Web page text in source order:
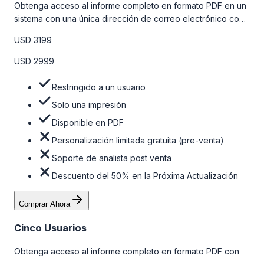
Obtenga acceso al informe completo en formato PDF en un
sistema con una única dirección de correo electrónico con
la tabla de precios a continuación.
USD 3199
USD 2999
Restringido a un usuario
Solo una impresión
Disponible en PDF
Personalización limitada gratuita (pre-venta)
Soporte de analista post venta
Descuento del 50% en la Próxima Actualización
Comprar Ahora
Cinco Usuarios
Obtenga acceso al informe completo en formato PDF con